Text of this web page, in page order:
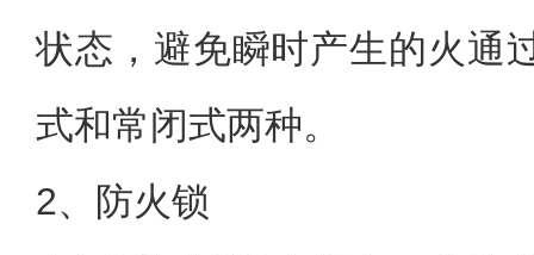
状态，避免瞬时产生的火通
式和常闭式两种。
2、防火锁